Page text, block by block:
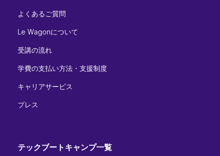
よくあるご質問
Le Wagonについて
受講の流れ
学費の支払い方法・支援制度
キャリアサービス
プレス
テックブートキャンプ一覧